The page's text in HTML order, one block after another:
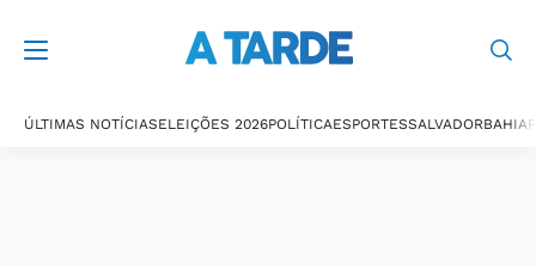
ÚLTIMAS NOTÍCIASELEIÇÕES 2026POLÍTICAESPORTESSALVADORBAHIA